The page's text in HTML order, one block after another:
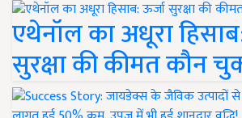
एथेनॉल का अधूरा
सुरक्षा की कीमत कौन